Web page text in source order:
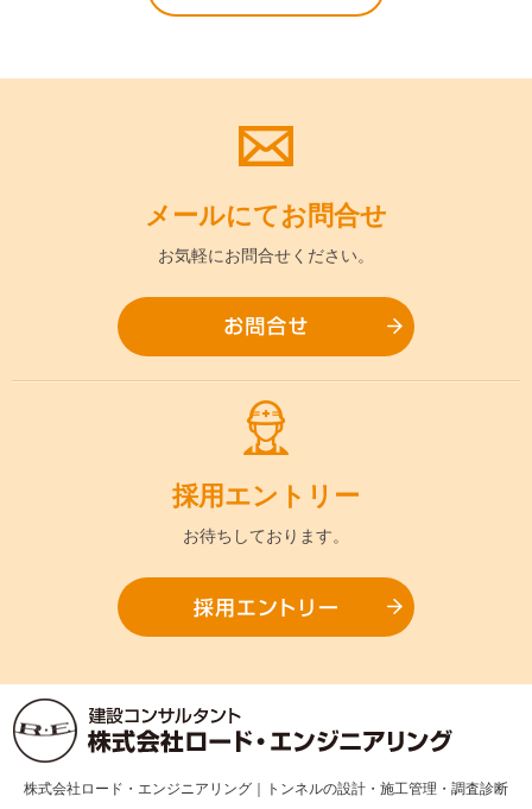
メールにてお問合せ
お気軽にお問合せください。
採用エントリー
お待ちしております。
株式会社ロード・エンジニアリング｜トンネルの設計・施工管理・調査診断